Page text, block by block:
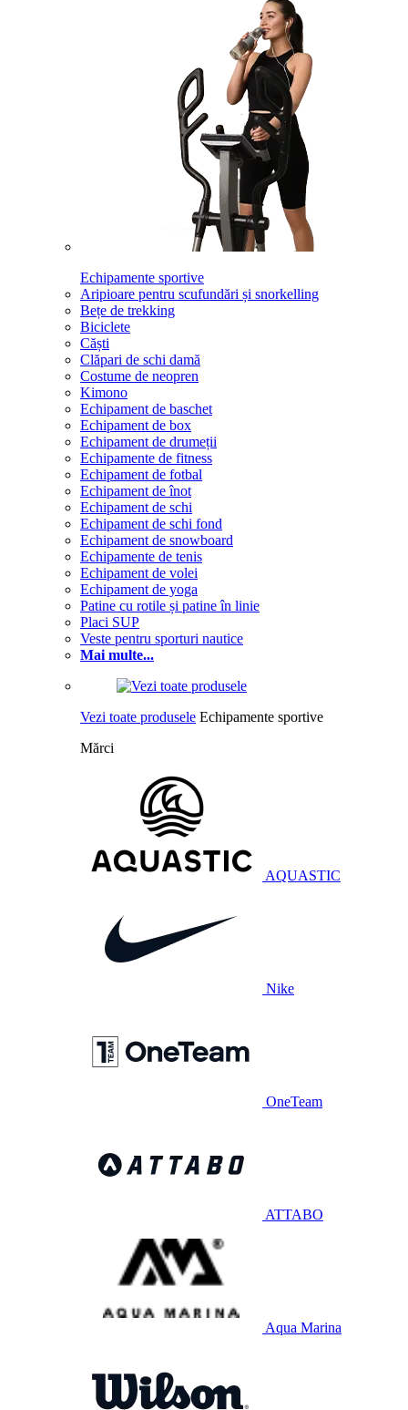
Echipamente sportive
Aripioare pentru scufundări și snorkelling
Bețe de trekking
Biciclete
Căști
Clăpari de schi damă
Costume de neopren
Kimono
Echipament de baschet
Echipament de box
Echipament de drumeții
Echipamente de fitness
Echipament de fotbal
Echipament de înot
Echipament de schi
Echipament de schi fond
Echipament de snowboard
Echipamente de tenis
Echipament de volei
Echipament de yoga
Patine cu rotile și patine în linie
Placi SUP
Veste pentru sporturi nautice
Mai multe...
Vezi toate produsele Echipamente sportive
Mărci
AQUASTIC
Nike
OneTeam
ATTABO
Aqua Marina